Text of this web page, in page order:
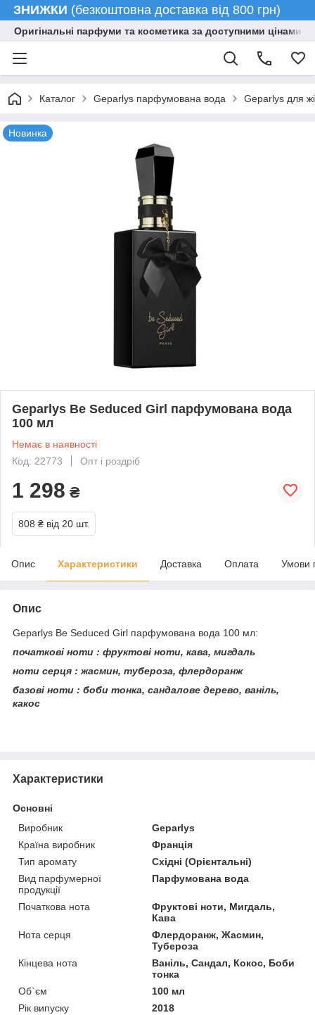
ЗНИЖКИ (безкоштовна доставка від 800 грн)
Оригінальні парфуми та косметика за доступними цінами
Каталог Geparlys парфумована вода Geparlys для
Новинка
Geparlys Be Seduced Girl парфумована вода
100 мл
Немає в наявності
Код: 22773
Опт і роздріб
1 298 ₴
808 ₴ від 20 шт.
Опис Характеристики Доставка Оплата Умови
Опис
Geparlys Be Seduced Girl парфумована вода 100 мл:
початкові ноти : фруктові ноти, кава, мигдаль
ноти серця : жасмин, тубероза, флердоранж
базові ноти : боби тонка, сандалове дерево, ваніль,
какос
Характеристики
Основні
Виробник
Geparlys
Країна виробник
Франція
Тип аромату
Східні (Орієнтальні)
Вид парфумерної
продукції
Парфумована вода
Початкова нота
Фруктові ноти, Мигдаль,
Кава
Нота серця
Флердоранж, Жасмин,
Тубероза
Кінцева нота
Ваніль, Сандал, Кокос, Боби
тонка
Об`єм
100 мл
Рік випуску
2018